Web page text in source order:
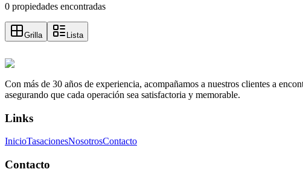
0 propiedades encontradas
Grilla Lista
Con más de 30 años de experiencia, acompañamos a nuestros clientes a
asegurando que cada operación sea satisfactoria y memorable.
Links
InicioTasacionesNosotrosContacto
Contacto